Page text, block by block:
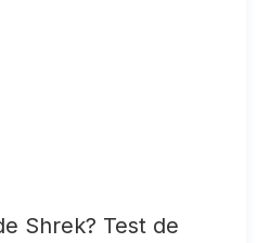
Shrek? Test de